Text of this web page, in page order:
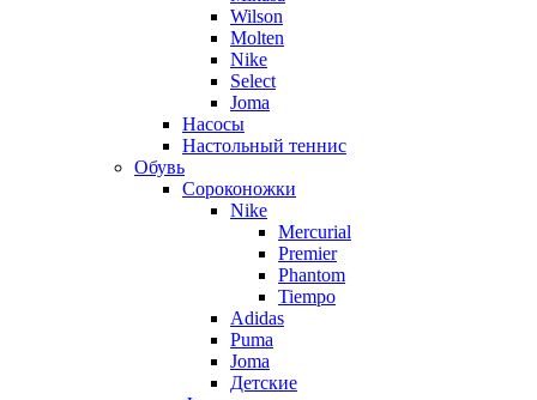
Wilson
Molten
Nike
Select
Joma
Насосы
Настольный теннис
Обувь
Сороконожки
Nike
Mercurial
Premier
Phantom
Tiempo
Adidas
Puma
Joma
Детские